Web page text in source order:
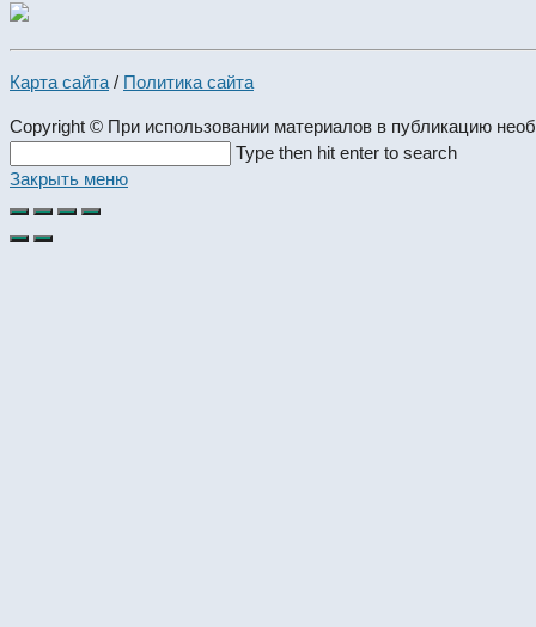
Карта сайта / Политика сайта
Copyright © При использовании материалов в публикацию
this
website
Type then hit enter to search
Закрыть меню